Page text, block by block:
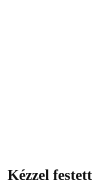
Kézzel